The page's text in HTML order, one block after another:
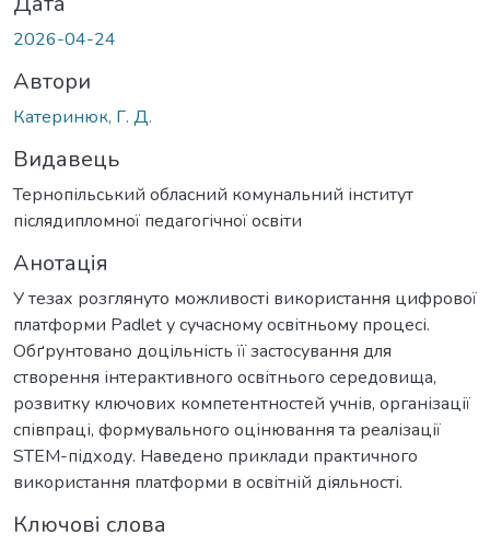
2026-04-24
Автори
Катеринюк, Г. Д.
Видавець
Тернопільський обласний комунальний інститут
післядипломної педагогічної освіти
Анотація
У тезах розглянуто можливості використання цифрової
платформи Padlet у сучасному освітньому процесі.
Обґрунтовано доцільність її застосування для
створення інтерактивного освітнього середовища,
розвитку ключових компетентностей учнів, організації
співпраці, формувального оцінювання та реалізації
STEM-підходу. Наведено приклади практичного
використання платформи в освітній діяльності.
Ключові слова